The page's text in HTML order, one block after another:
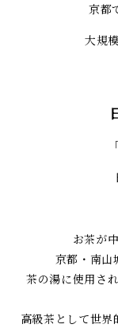
京都
大規
お茶が
京都・南山
茶の湯に使用さ
高級茶として世界